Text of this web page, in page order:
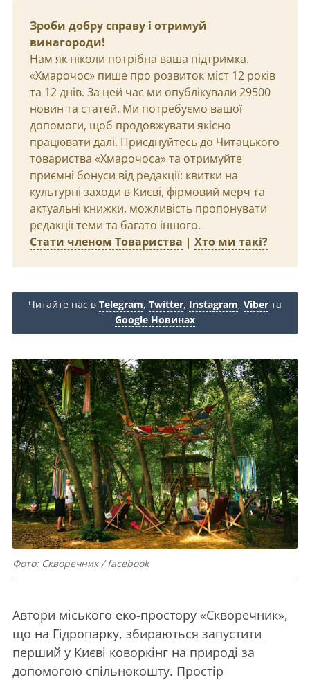
Зроби добру справу і отримуй
винагороди!
Нам як ніколи потрібна ваша підтримка.
«Хмарочос» пише про розвиток міст 12 років
та 12 днів. За цей час ми опублікували 29500
новин та статей. Ми потребуємо вашої
допомоги, щоб продовжувати якісно
працювати далі. Приєднуйтесь до Читацького
товариства «Хмарочоса» та отримуйте
приємні бонуси від редакції: квитки на
культурні заходи в Києві, фірмовий мерч та
актуальні книжки, можливість пропонувати
редакції теми та багато іншого.
Стати членом Товариства | Хто ми такі?
Читайте нас в Telegram, Twitter, Instagram, Viber та
Google Новинах
Фото: Скворечник / facebook
Автори міського еко-простору «Скворечник»,
що на Гідропарку, збираються запустити
перший у Києві коворкінг на природі за
допомогою спільнокошту. Простір